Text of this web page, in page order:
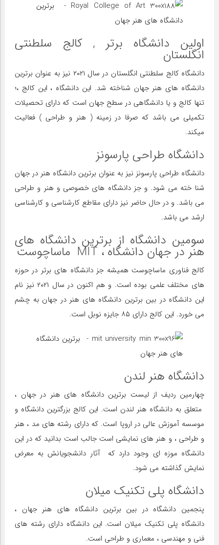
اولین دانشگاه برتر , کالج سلطنتی
انگلستان
دانشگاه کالج سلطنتی انگلستان در سال ۲۰۲۱ نیز به عنوان برترین
دانشگاه های هنر جهان شناخته شد. این دانشگاه ، این کالج ،؛
تنها کالج و یا دانشگاهی در سطح جهان است که دارای تحصیلات
تکمیلی می باشد که صرفا در زمینه ( هنر و طراحی ) فعالیت
میکند.
دانشگاه طراحی پارسونز
دانشگاه طراحی پارسونز نیز به عنوان برترین دانشگاه هنر در جهان
شنا خته می شود. و جز دانشگاه های خصوصی و هنر و طراحی
می باشد. و در حال حاضر نیز دارای مقاطع کارشناسی و کارشناسی
ارشد می باشد.
سومین دانشگاه از برترین دانشگاه های
هنر در جهان دانشگاه ، MIT ماساچوست
کالج فناوری ماساچوست همیشه جز دانشگاه های برتر در حوزه
های مختلف علمی بوده است. و هم اکنون در سال ۲۰۲۱ نیز نام
این دانشگاه در بین برترین دانشگاه های هنر در جهان به چشم
می خورد. این کالج دارای ۸۵ جایزه نوبل است.
دانشگاه هنر لندن
چهارمین ردیف از لیست برترین دانشگاه های هنر در جهان ،
متعلق به دانشگاه هنر لندن است. این کالج بزرگترین دانشگاه و
موسسه آموزش عالی در اروپا است. که دارای رشته های مد ، هنر
و طراحی ، و هنر های نمایشی است جالب است بدانید که در این
دانشگاه موزه ای وجود دارد که آثار دانشجویانش به معرض
نمایش گذاشته می شود.
دانشگاه پلی تکنیک میلان
پنجمین دانشگاه در بین برترین دانشگاه های هنر جهان ،
دانشگاه پلی تکنیک میلان است. این دانشگاه دارای رشته های
فنی و مهندسی ، معماری و طراحی است.